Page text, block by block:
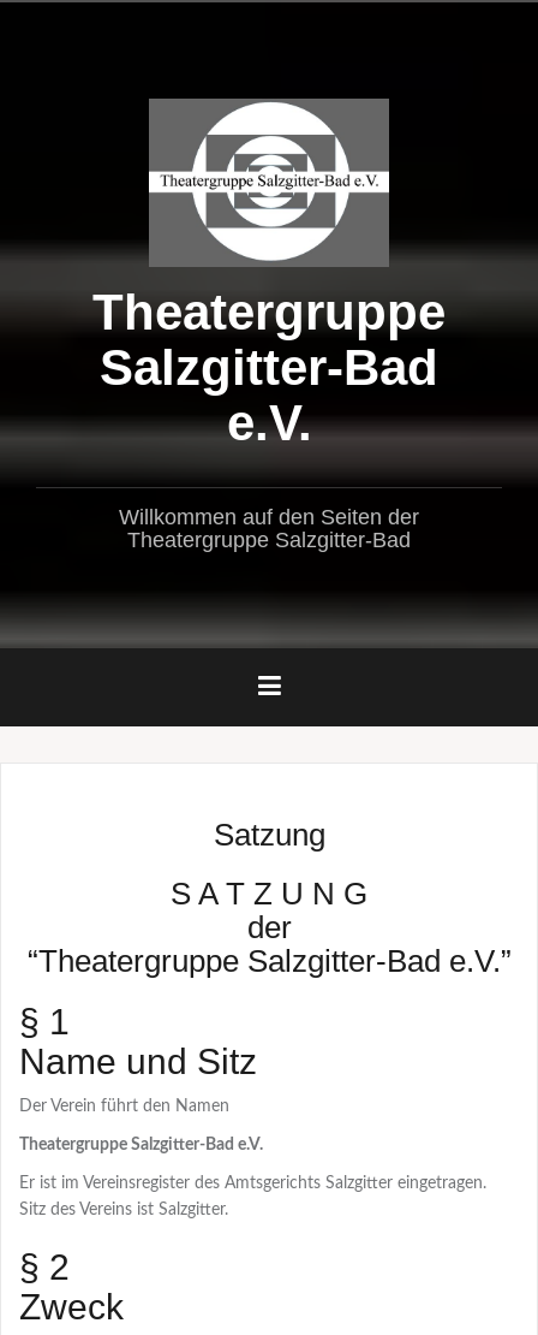
Theatergruppe
Salzgitter-Bad
e.V.
Willkommen auf den Seiten der
Theatergruppe Salzgitter-Bad
Satzung
S A T Z U N G
der
“Theatergruppe Salzgitter-Bad e.V.”
§ 1
Name und Sitz
Der Verein führt den Namen
Theatergruppe Salzgitter-Bad e.V.
Er ist im Vereinsregister des Amtsgerichts Salzgitter eingetragen.
Sitz des Vereins ist Salzgitter.
§ 2
Zweck